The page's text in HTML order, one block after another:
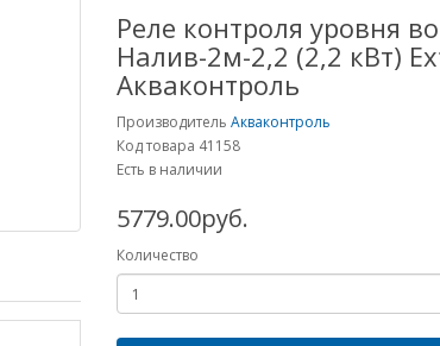
Реле контроля уровня
Налив-2м-2,2 (2,2 кВт)
Акваконтроль
ПроизводительАкваконтроль
Код товара 41158
Есть в наличии
5779.00руб.
Количество